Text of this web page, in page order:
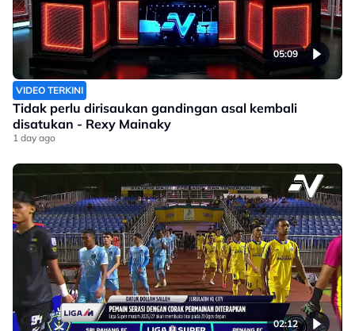
05:09
VIDEO TERKINI
Tidak perlu dirisaukan gandingan asal kembali
disatukan - Rexy Mainaky
1 day ago
02:12